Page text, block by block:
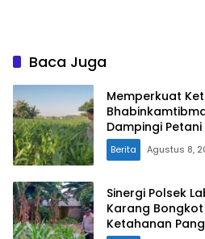
Baca Juga
Memperkuat
Dampingi
Berita Agustus 8,
Sinergi Polsek
Karang
Ketahanan